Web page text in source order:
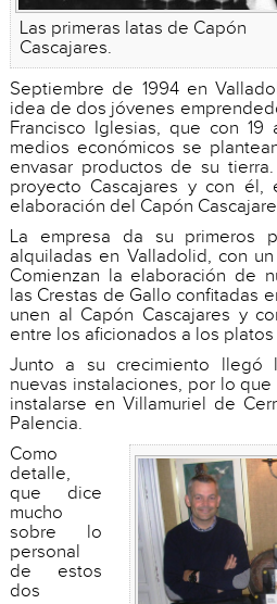
Las primeras latas de Capón
Cascajares.
Septiembre de 1994 en
idea de dos jóvenes
Francisco Iglesias, que con 19
medios económicos se
envasar productos de su
proyecto Cascajares y con
elaboración del Capón
La empresa da su primeros
alquiladas en Valladolid, con
Comienzan la elaboración de
las Crestas de Gallo confitadas
unen al Capón Cascajares y
entre los aficionados a los
Junto a su crecimiento llegó
nuevas instalaciones, por lo
instalarse en Villamuriel de
Palencia.
Como
detalle,
que dice
mucho
sobre lo
personal
de estos
dos